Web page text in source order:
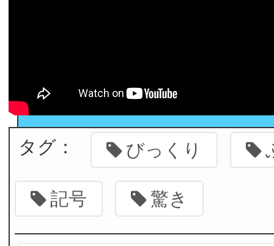
タグ： びっくり
記号 驚き